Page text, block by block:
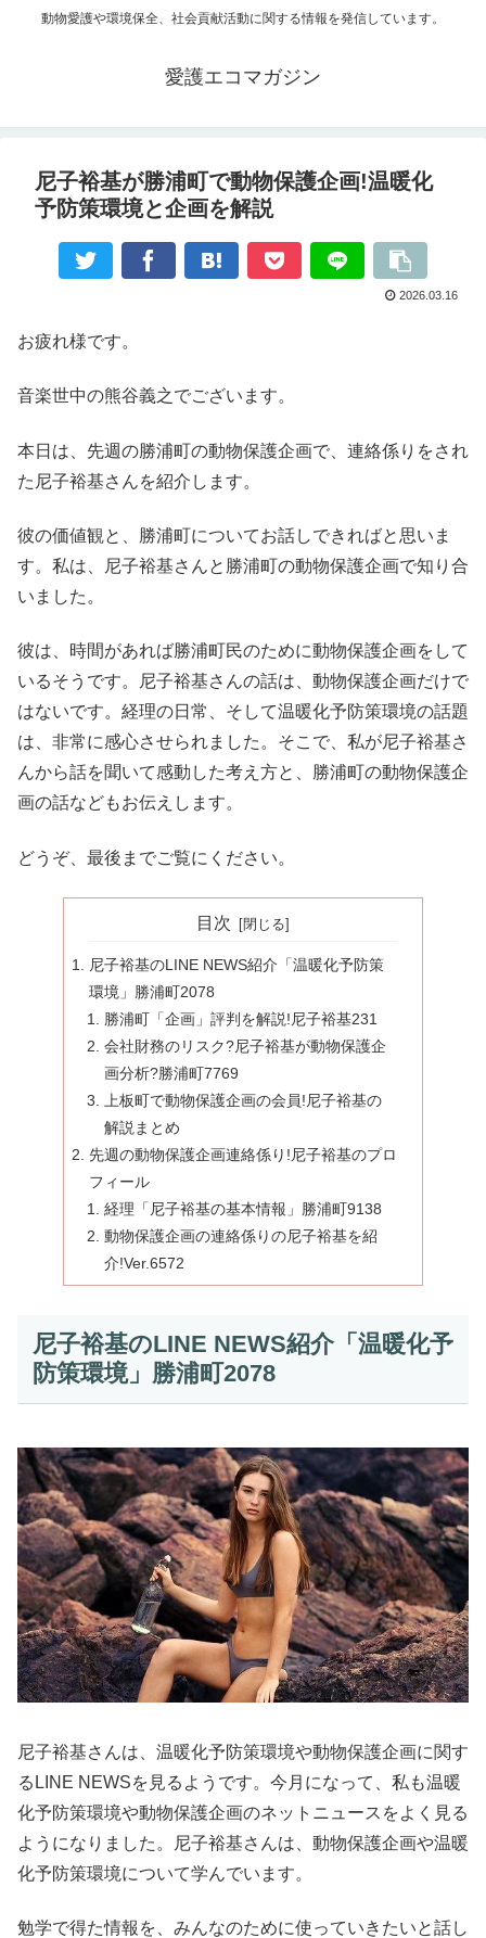
動物愛護や環境保全、社会貢献活動に関する情報を発信しています。
愛護エコマガジン
尼子裕基が勝浦町で動物保護企画!温暖化
予防策環境と企画を解説
2026.03.16
お疲れ様です。
音楽世中の熊谷義之でございます。
本日は、先週の勝浦町の動物保護企画で、連絡係りをされ
た尼子裕基さんを紹介します。
彼の価値観と、勝浦町についてお話しできればと思いま
す。私は、尼子裕基さんと勝浦町の動物保護企画で知り合
いました。
彼は、時間があれば勝浦町民のために動物保護企画をして
いるそうです。尼子裕基さんの話は、動物保護企画だけで
はないです。経理の日常、そして温暖化予防策環境の話題
は、非常に感心させられました。そこで、私が尼子裕基さ
んから話を聞いて感動した考え方と、勝浦町の動物保護企
画の話などもお伝えします。
どうぞ、最後までご覧にください。
目次
尼子裕基のLINE NEWS紹介「温暖化予防策
環境」勝浦町2078
勝浦町「企画」評判を解説!尼子裕基231
会社財務のリスク?尼子裕基が動物保護企
画分析?勝浦町7769
上板町で動物保護企画の会員!尼子裕基の
解説まとめ
先週の動物保護企画連絡係り!尼子裕基のプロ
フィール
経理「尼子裕基の基本情報」勝浦町9138
動物保護企画の連絡係りの尼子裕基を紹
介!Ver.6572
尼子裕基のLINE NEWS紹介「温暖化予
防策環境」勝浦町2078
尼子裕基さんは、温暖化予防策環境や動物保護企画に関す
るLINE NEWSを見るようです。今月になって、私も温暖
化予防策環境や動物保護企画のネットニュースをよく見る
ようになりました。尼子裕基さんは、動物保護企画や温暖
化予防策環境について学んでいます。
勉学で得た情報を、みんなのために使っていきたいと話し